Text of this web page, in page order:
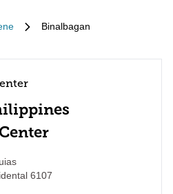
Binalbagan
6107